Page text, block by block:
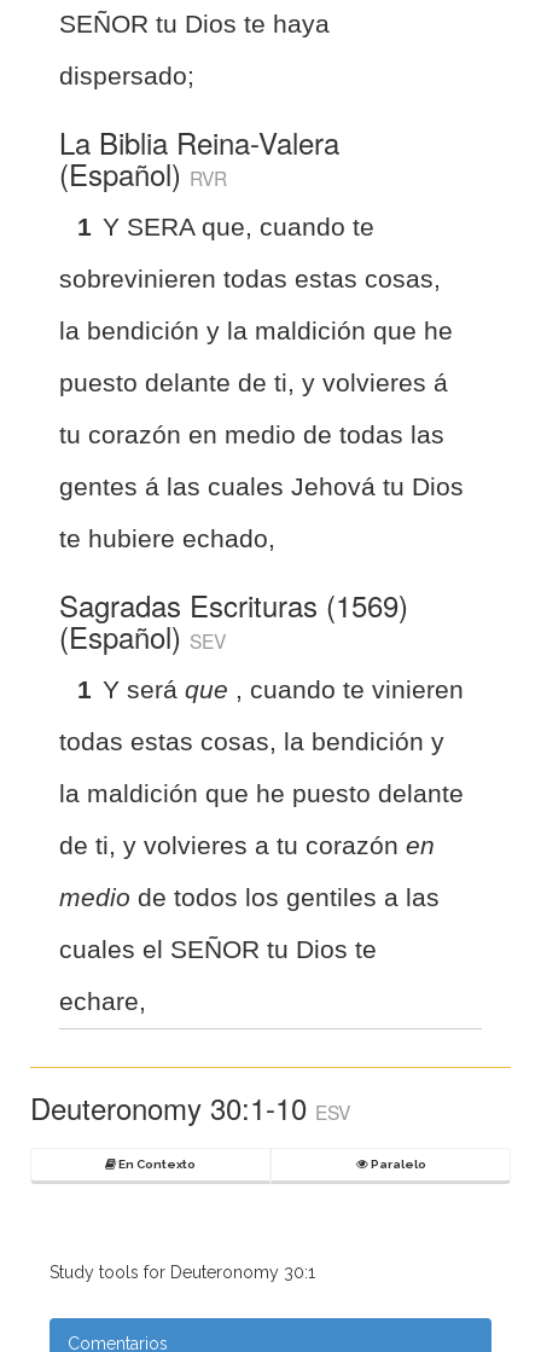
SEÑOR tu Dios te haya
dispersado;
La Biblia Reina-Valera
(Español) RVR
1 Y SERA que, cuando te
sobrevinieren todas estas cosas,
la bendición y la maldición que he
puesto delante de ti, y volvieres á
tu corazón en medio de todas las
gentes á las cuales Jehová tu Dios
te hubiere echado,
Sagradas Escrituras (1569)
(Español) SEV
1 Y será que , cuando te vinieren
todas estas cosas, la bendición y
la maldición que he puesto delante
de ti, y volvieres a tu corazón en
medio de todos los gentiles a las
cuales el SEÑOR tu Dios te
echare,
Deuteronomy 30:1-10 ESV
En Contexto Paralelo
Study tools for Deuteronomy 30:1
Comentarios